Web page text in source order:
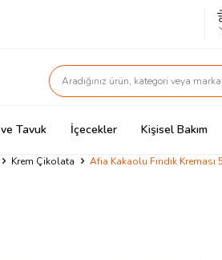
Tavuk İçecekler Kişisel Bakım
Krem Çikolata Afia Kakaolu Fındık Kreması